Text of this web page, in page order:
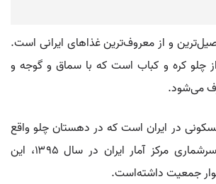
و از معروف‌ترین غذاهای ایرانی است.
چلو کره و کباب است که با سماق و گوجه و
می‌شود.
در ایران است که در دهستان چلو واقع
شده‌است. براساس سرشماری مرکز آمار ایران در سال ۱۳۹۵، این
جمعیت داشته‌است.